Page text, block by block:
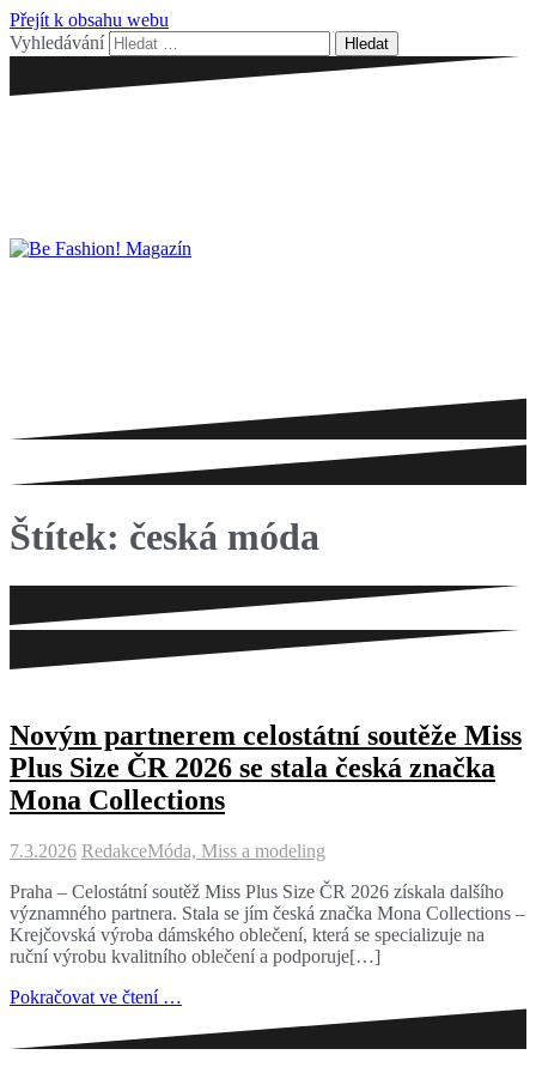
Přejít k obsahu webu
Vyhledávání
Štítek: česká móda
Novým partnerem celostátní soutěže Miss
Plus Size ČR 2026 se stala česká značka
Mona Collections
7.3.2026 RedakceMóda, Miss a modeling
Praha – Celostátní soutěž Miss Plus Size ČR 2026 získala dalšího
významného partnera. Stala se jím česká značka Mona Collections –
Krejčovská výroba dámského oblečení, která se specializuje na
ruční výrobu kvalitního oblečení a podporuje[…]
Pokračovat ve čtení …